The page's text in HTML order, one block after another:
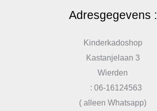
Adresgegevens :
Kinderkadoshop
Kastanjelaan 3
Wierden
: 06-16124563
( alleen Whatsapp)